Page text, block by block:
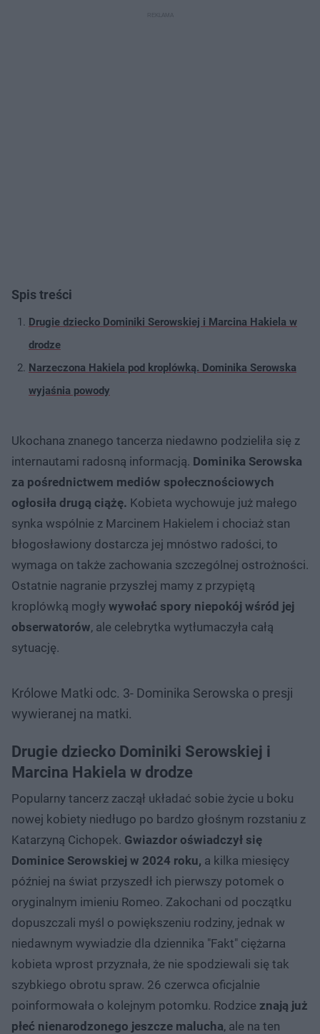
Spis treści
Drugie dziecko Dominiki Serowskiej i Marcina Hakiela w
drodze
Narzeczona Hakiela pod kroplówką. Dominika Serowska
wyjaśnia powody
Ukochana znanego tancerza niedawno podzieliła się z
internautami radosną informacją. Dominika Serowska
za pośrednictwem mediów społecznościowych
ogłosiła drugą ciążę. Kobieta wychowuje już małego
synka wspólnie z Marcinem Hakielem i chociaż stan
błogosławiony dostarcza jej mnóstwo radości, to
wymaga on także zachowania szczególnej ostrożności.
Ostatnie nagranie przyszłej mamy z przypiętą
kroplówką mogły wywołać spory niepokój wśród jej
obserwatorów, ale celebrytka wytłumaczyła całą
sytuację.
Królowe Matki odc. 3- Dominika Serowska o presji
wywieranej na matki.
Drugie dziecko Dominiki Serowskiej i
Marcina Hakiela w drodze
Popularny tancerz zaczął układać sobie życie u boku
nowej kobiety niedługo po bardzo głośnym rozstaniu z
Katarzyną Cichopek. Gwiazdor oświadczył się
Dominice Serowskiej w 2024 roku, a kilka miesięcy
później na świat przyszedł ich pierwszy potomek o
oryginalnym imieniu Romeo. Zakochani od początku
dopuszczali myśl o powiększeniu rodziny, jednak w
niedawnym wywiadzie dla dziennika "Fakt" ciężarna
kobieta wprost przyznała, że nie spodziewali się tak
szybkiego obrotu spraw. 26 czerwca oficjalnie
poinformowała o kolejnym potomku. Rodzice znają już
płeć nienarodzonego jeszcze malucha, ale na ten